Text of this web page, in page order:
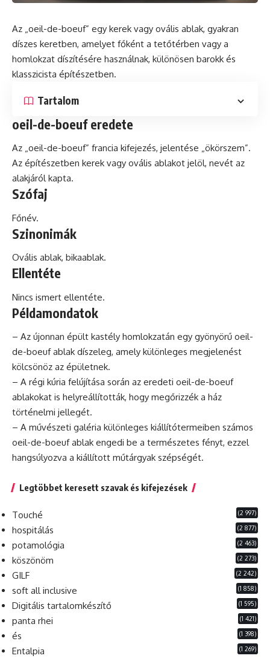
Az „oeil-de-boeuf” egy kerek vagy ovális ablak, gyakran
díszes keretben, amelyet főként a tetőtérben vagy a
homlokzat díszítésére használnak, különösen barokk és
klasszicista építészetben.
Tartalom
oeil-de-boeuf eredete
Az „oeil-de-boeuf” francia kifejezés, jelentése „ökörszem”.
Az építészetben kerek vagy ovális ablakot jelöl, nevét az
alakjáról kapta.
Szófaj
Főnév.
Szinonimák
Ovális ablak, bikaablak.
Ellentéte
Nincs ismert ellentéte.
Példamondatok
– Az újonnan épült kastély homlokzatán egy gyönyörű oeil-
de-boeuf ablak díszeleg, amely különleges megjelenést
kölcsönöz az épületnek.
– A régi kúria felújítása során az eredeti oeil-de-boeuf
ablakokat is helyreállították, hogy megőrizzék a ház
történelmi jellegét.
– A művészeti galéria különleges kiállítótermeiben számos
oeil-de-boeuf ablak engedi be a természetes fényt, ezzel
hangsúlyozva a kiállított műtárgyak szépségét.
Legtöbbet keresett szavak és kifejezések
Touché (2 997)
hospitálás (2 877)
potamológia (2 463)
köszönöm (2 273)
GILF (2 242)
soft all inclusive (1 858)
Digitális tartalomkészítő (1 595)
panta rhei (1 421)
és (1 398)
Entalpia (1 269)